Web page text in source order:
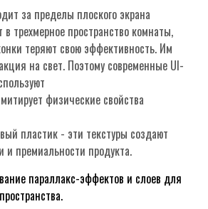
за пределы плоского экрана
трехмерное пространство комнаты,
теряют свою эффективность. Им
на свет. Поэтому современные UI-
физические свойства
пластик - эти текстуры создают
премиальности продукта.
параллакс-эффектов и слоев для